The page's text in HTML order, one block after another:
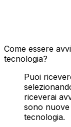
Come essere
tecnologia?
Puoi
riceverai
sono
tecnologia.